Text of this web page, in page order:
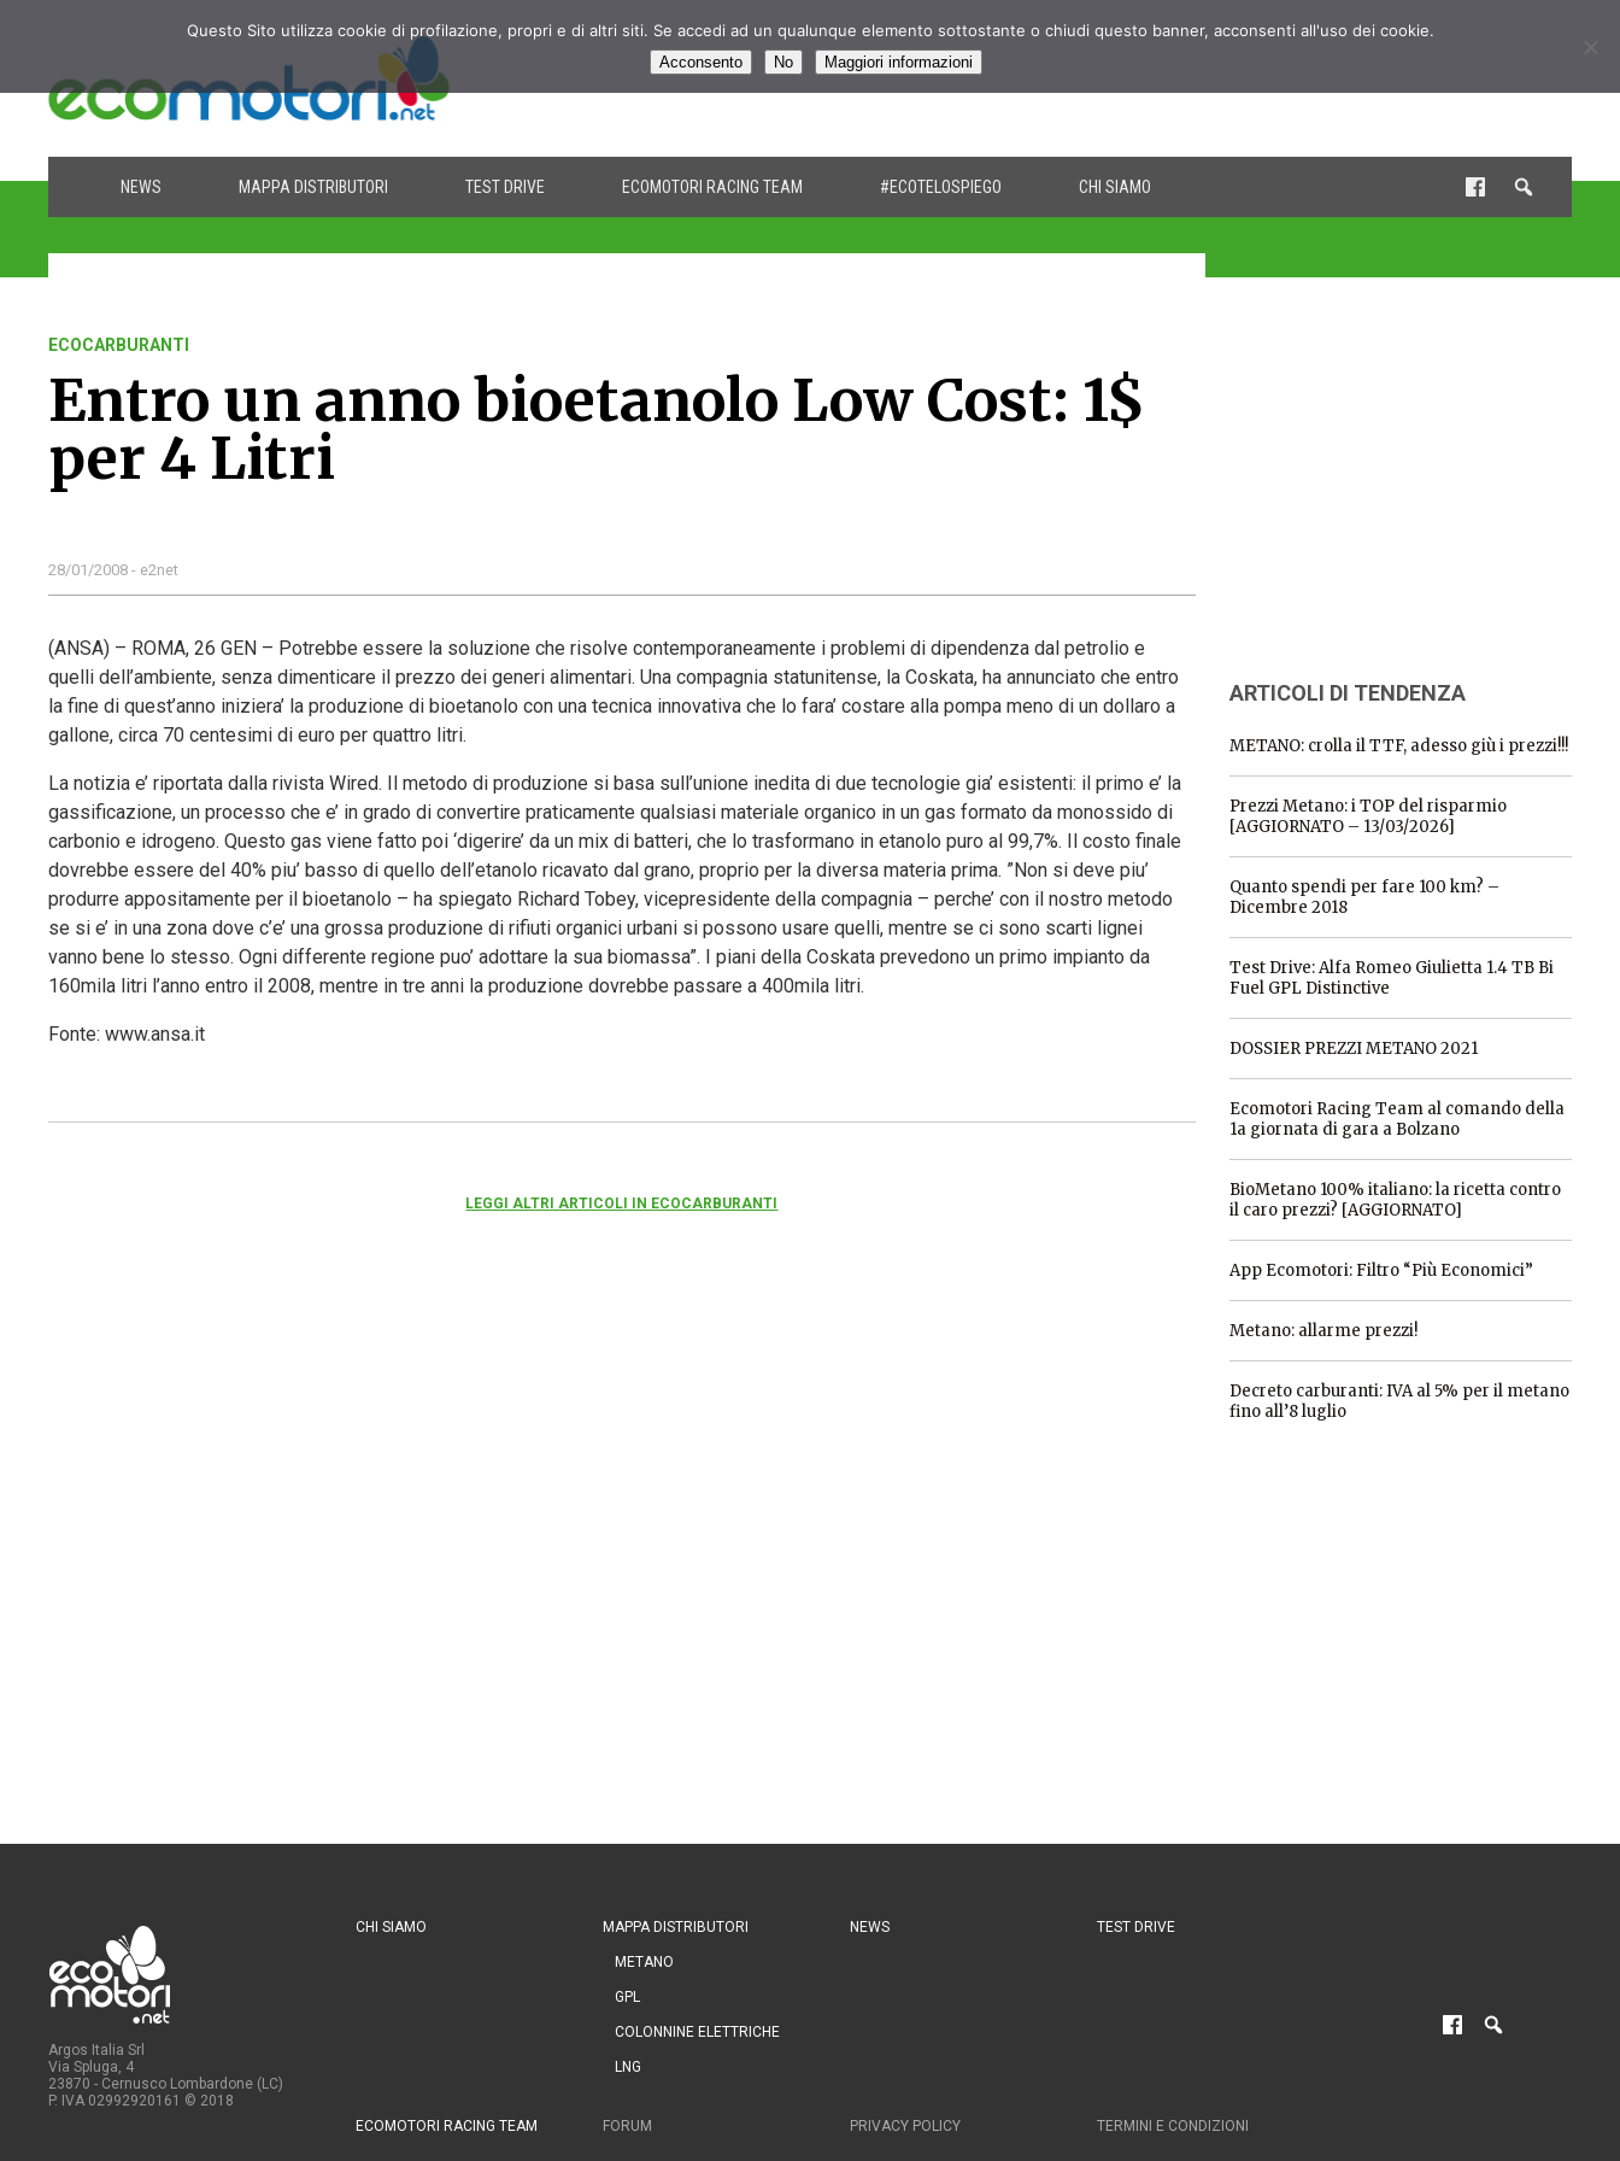
NEWS MAPPA DISTRIBUTORI TEST DRIVE ECOMOTORI RACING TEAM #ECOTELOSPIEGO CHI SIAMO
ECOCARBURANTI
Entro un anno bioetanolo Low Cost: 1$
per 4 Litri
28/01/2008 - e2net
(ANSA) – ROMA, 26 GEN – Potrebbe essere la soluzione che risolve contemporaneamente i problemi di dipendenza dal petrolio e
quelli dell’ambiente, senza dimenticare il prezzo dei generi alimentari. Una compagnia statunitense, la Coskata, ha annunciato che entro
la fine di quest’anno iniziera’ la produzione di bioetanolo con una tecnica innovativa che lo fara’ costare alla pompa meno di un dollaro a
gallone, circa 70 centesimi di euro per quattro litri.
La notizia e’ riportata dalla rivista Wired. Il metodo di produzione si basa sull’unione inedita di due tecnologie gia’ esistenti: il primo e’ la
gassificazione, un processo che e’ in grado di convertire praticamente qualsiasi materiale organico in un gas formato da monossido di
carbonio e idrogeno. Questo gas viene fatto poi ‘digerire’ da un mix di batteri, che lo trasformano in etanolo puro al 99,7%. Il costo finale
dovrebbe essere del 40% piu’ basso di quello dell’etanolo ricavato dal grano, proprio per la diversa materia prima. ”Non si deve piu’
produrre appositamente per il bioetanolo – ha spiegato Richard Tobey, vicepresidente della compagnia – perche’ con il nostro metodo
se si e’ in una zona dove c’e’ una grossa produzione di rifiuti organici urbani si possono usare quelli, mentre se ci sono scarti lignei
vanno bene lo stesso. Ogni differente regione puo’ adottare la sua biomassa”. I piani della Coskata prevedono un primo impianto da
160mila litri l’anno entro il 2008, mentre in tre anni la produzione dovrebbe passare a 400mila litri.
Fonte: www.ansa.it
LEGGI ALTRI ARTICOLI IN ECOCARBURANTI
ARTICOLI DI TENDENZA
METANO: crolla il TTF, adesso giù i prezzi!!!
Prezzi Metano: i TOP del risparmio
[AGGIORNATO – 13/03/2026]
Quanto spendi per fare 100 km? –
Dicembre 2018
Test Drive: Alfa Romeo Giulietta 1.4 TB Bi
Fuel GPL Distinctive
DOSSIER PREZZI METANO 2021
Ecomotori Racing Team al comando della
1a giornata di gara a Bolzano
BioMetano 100% italiano: la ricetta contro
il caro prezzi? [AGGIORNATO]
App Ecomotori: Filtro “Più Economici”
Metano: allarme prezzi!
Decreto carburanti: IVA al 5% per il metano
fino all’8 luglio
Argos Italia Srl
Via Spluga, 4
23870 - Cernusco Lombardone (LC)
P. IVA 02992920161 © 2018
CHI SIAMO MAPPA DISTRIBUTORI
METANO
GPL
COLONNINE ELETTRICHE
LNG
NEWS TEST DRIVE
ECOMOTORI RACING TEAM FORUM PRIVACY POLICY TERMINI E CONDIZIONI
Questo Sito utilizza cookie di profilazione, propri e di altri siti. Se accedi ad un qualunque elemento sottostante o chiudi questo banner, acconsenti all'uso dei cookie.
Acconsento No Maggiori informazioni